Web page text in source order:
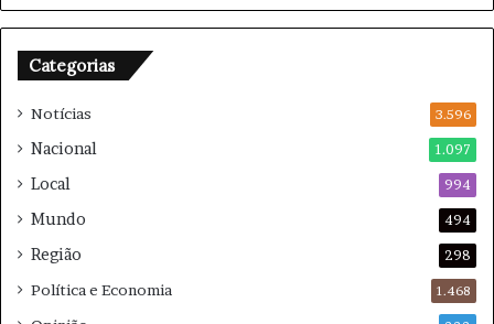
e
p
a
Categorias
Notícias 3.596
Nacional 1.097
Local 994
Mundo 494
Região 298
Política e Economia 1.468